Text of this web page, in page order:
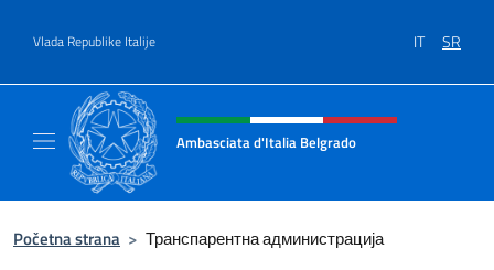
Vlada Republike Italije IT SR
Header, social and menu of site
Ambasciata d'Italia Belgrado
Početna strana > Транспарентна администрација